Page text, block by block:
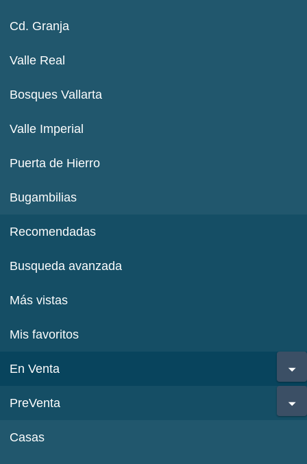
Cd. Granja
Valle Real
Bosques Vallarta
Valle Imperial
Puerta de Hierro
Bugambilias
Recomendadas
Busqueda avanzada
Más vistas
Mis favoritos
En Venta
PreVenta
Casas